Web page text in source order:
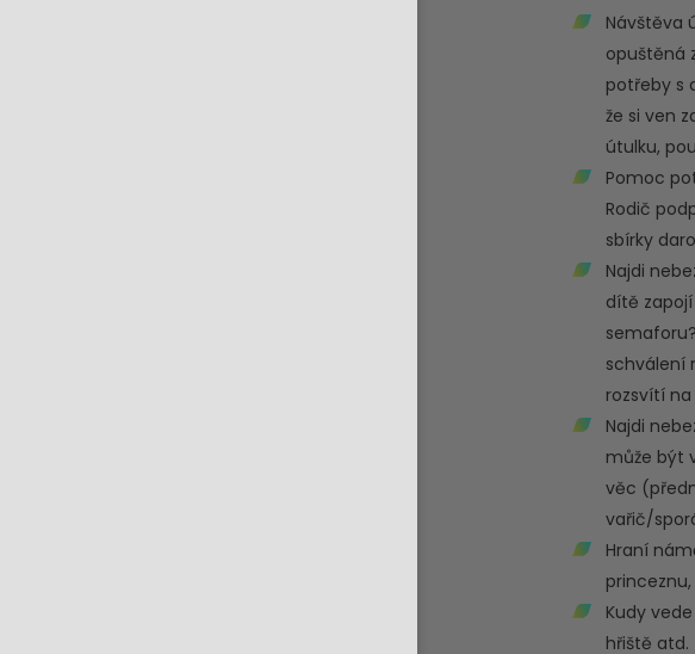
Návštěva
opuštěná
potřeby s
že si ven
útulku,
Pomoc
Rodič
sbírky
Najdi
dítě
schválení
rozsvítí
Najdi
může být
věc
vařič/
Hraní
Kudy
hřiště